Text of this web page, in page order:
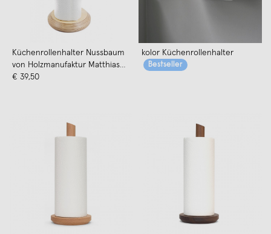
Küchenrollenhalter Nussbaum
von Holzmanufaktur Matthias
Reichel
€ 39,50
kolor Küchenrollenhalter
Bestseller